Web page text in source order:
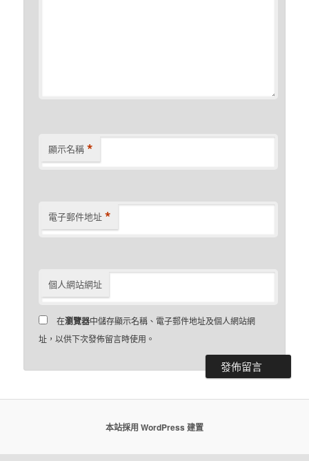
顯示名稱 *
電子郵件地址 *
個人網站網址
在瀏覽器中儲存顯示名稱、電子郵件地址及個人網站網
址，以供下次發佈留言時使用。
本站採用 WordPress 建置